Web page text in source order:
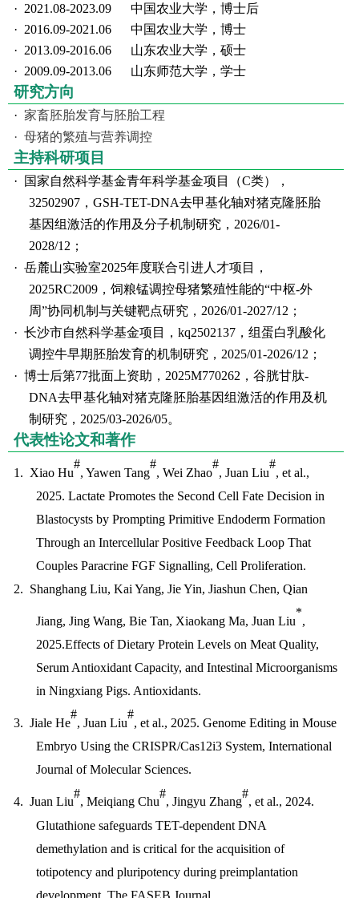
· 2021.08-2023.09 中国农业大学，博士后
· 2016.09-2021.06 中国农业大学，博士
· 2013.09-2016.06 山东农业大学，硕士
· 2009.09-2013.06 山东师范大学，学士
研究方向
·家畜胚胎发育与胚胎工程
·母猪的繁殖与营养调控
主持科研项目
· 国家自然科学基金青年科学基金项目（C类），
32502907，GSH-TET-DNA去甲基化轴对猪克隆胚胎
基因组激活的作用及分子机制研究，2026/01-
2028/12；
·岳麓山实验室2025年度联合引进人才项目，
2025RC2009，饲粮锰调控母猪繁殖性能的“中枢-外
周”协同机制与关键靶点研究，2026/01-2027/12；
·长沙市自然科学基金项目，kq2502137，组蛋白乳酸化
调控牛早期胚胎发育的机制研究，2025/01-2026/12；
·博士后第77批面上资助，2025M770262，谷胱甘肽-
DNA去甲基化轴对猪克隆胚胎基因组激活的作用及机
制研究，2025/03-2026/05。
代表性论文和著作
1. Xiao Hu
#
, Yawen Tang
#
, Wei Zhao
#
, Juan Liu
#
, et al.,
2025. Lactate Promotes the Second Cell Fate Decision in
Blastocysts by Prompting Primitive Endoderm Formation
Through an Intercellular Positive Feedback Loop That
Couples Paracrine FGF Signalling, Cell Proliferation.
2. Shanghang Liu, Kai Yang, Jie Yin, Jiashun Chen, Qian
Jiang, Jing Wang, Bie Tan, Xiaokang Ma, Juan Liu
*
,
2025.Effects of Dietary Protein Levels on Meat Quality,
Serum Antioxidant Capacity, and Intestinal Microorganisms
in Ningxiang Pigs. Antioxidants.
3.Jiale He
#
, Juan Liu
#
, et al., 2025. Genome Editing in Mouse
Embryo Using the CRISPR/Cas12i3 System, International
Journal of Molecular Sciences.
4.Juan Liu
#
, Meiqiang Chu
#
, Jingyu Zhang
#
, et al., 2024.
Glutathione safeguards TET-dependent DNA
demethylation and is critical for the acquisition of
totipotency and pluripotency during preimplantation
development, The FASEB Journal.